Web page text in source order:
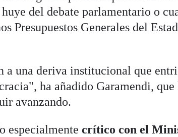
del debate parlamentario o
Presupuestos Generales del
a una deriva institucional que
ha añadido Garamendi, que
avanzando.
especialmente crítico con el